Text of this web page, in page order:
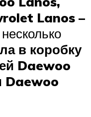
Lanos –
в коробку
Daewoo
Daewoo